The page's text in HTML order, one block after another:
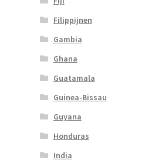
Filippijnen
Gambia
Ghana
Guatamala
Guinea-Bissau
Guyana
Honduras
India